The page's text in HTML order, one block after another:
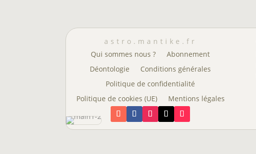
astro.mantike.fr
Qui sommes nous ?
Abonnement
Déontologie
Conditions générales
Politique de confidentialité
Politique de cookies (UE)
Mentions légales